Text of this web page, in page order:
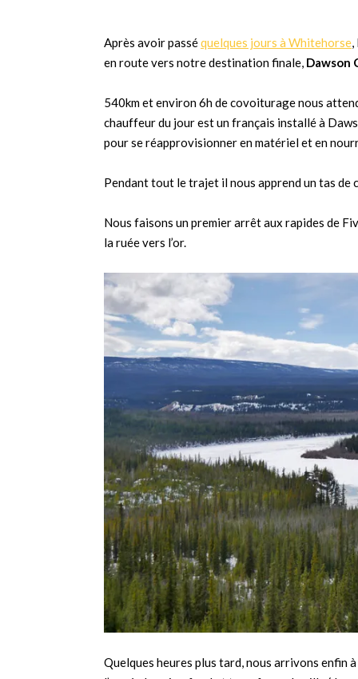
Après avoir passéquelques jours à Whitehorse,
en route vers notre destination finale, Dawson
540km et environ 6h de covoiturage nous
chauffeur du jour est un français installé à
pour se réapprovisionner en matériel et en
Pendant tout le trajet il nous apprend un tas
Nous faisons un premier arrêt aux rapides de
la ruée vers l’or.
Quelques heures plus tard, nous arrivons